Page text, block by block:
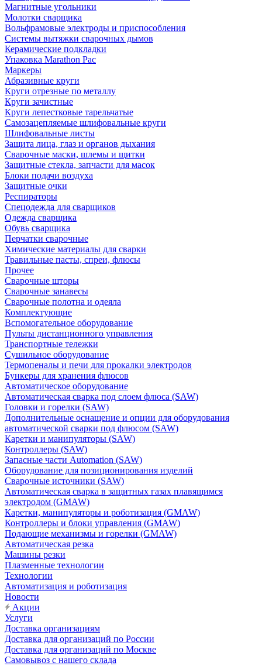
Магнитные угольники
Молотки сварщика
Вольфрамовые электроды и приспособления
Системы вытяжки сварочных дымов
Керамические подкладки
Упаковка Marathon Pac
Маркеры
Абразивные круги
Круги отрезные по металлу
Круги зачистные
Круги лепестковые тарельчатые
Самозацепляемые шлифовальные круги
Шлифовальные листы
Защита лица, глаз и органов дыхания
Сварочные маски, шлемы и щитки
Защитные стекла, запчасти для масок
Блоки подачи воздуха
Защитные очки
Респираторы
Спецодежда для сварщиков
Одежда сварщика
Обувь сварщика
Перчатки сварочные
Химические материалы для сварки
Травильные пасты, спреи, флюсы
Прочее
Сварочные шторы
Сварочные занавесы
Сварочные полотна и одеяла
Комплектующие
Вспомогательное оборудование
Пульты дистанционного управления
Транспортные тележки
Сушильное оборудование
Термопеналы и печи для прокалки электродов
Бункеры для хранения флюсов
Автоматическое оборудование
Автоматическая сварка под слоем флюса (SAW)
Головки и горелки (SAW)
Дополнительные оснащение и опции для оборудования
автоматической сварки под флюсом (SAW)
Каретки и манипуляторы (SAW)
Контроллеры (SAW)
Запасные части Automation (SAW)
Оборудование для позиционирования изделий
Сварочные источники (SAW)
Автоматическая сварка в защитных газах плавящимся
электродом (GMAW)
Каретки, манипуляторы и роботизация (GMAW)
Контроллеры и блоки управления (GMAW)
Подающие механизмы и горелки (GMAW)
Автоматическая резка
Машины резки
Плазменные технологии
Технологии
Автоматизация и роботизация
Новости
Акции
Услуги
Доставка организациям
Доставка для организаций по России
Доставка для организаций по Москве
Самовывоз с нашего склада